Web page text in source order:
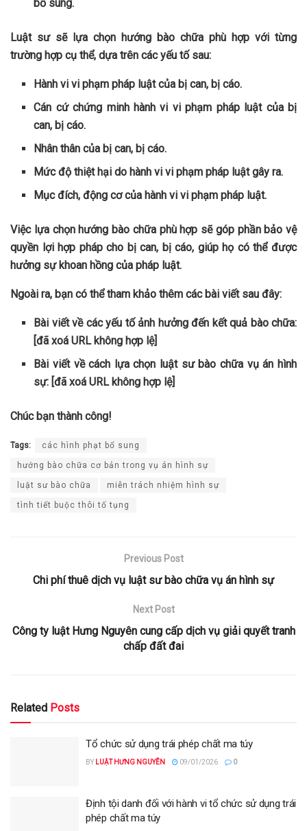
bổ sung.
Luật sư sẽ lựa chọn hướng bào chữa phù hợp với từng
trường hợp cụ thể, dựa trên các yếu tố sau:
Hành vi vi phạm pháp luật của bị can, bị cáo.
Cán cứ chứng minh hành vi vi phạm pháp luật của bị
can, bị cáo.
Nhân thân của bị can, bị cáo.
Mức độ thiệt hại do hành vi vi phạm pháp luật gây ra.
Mục đích, động cơ của hành vi vi phạm pháp luật.
Việc lựa chọn hướng bào chữa phù hợp sẽ góp phần bảo vệ
quyền lợi hợp pháp cho bị can, bị cáo, giúp họ có thể được
hưởng sự khoan hồng của pháp luật.
Ngoài ra, bạn có thể tham khảo thêm các bài viết sau đây:
Bài viết về các yếu tố ảnh hưởng đến kết quả bào chữa:
[đã xoá URL không hợp lệ]
Bài viết về cách lựa chọn luật sư bào chữa vụ án hình
sự: [đã xoá URL không hợp lệ]
Chúc bạn thành công!
Tags: các hình phạt bổ sung
hướng bào chữa cơ bản trong vụ án hình sự
luật sư bào chữa miễn trách nhiệm hình sự
tình tiết buộc thôi tố tụng
Previous Post
Chi phí thuê dịch vụ luật sư bào chữa vụ án hình sự
Next Post
Công ty luật Hưng Nguyên cung cấp dịch vụ giải quyết tranh
chấp đất đai
Related Posts
Tổ chức sử dụng trái phép chất ma túy
BY LUẬT HƯNG NGUYÊN 09/01/2026 0
Định tội danh đối với hành vi tổ chức sử dụng trái
phép chất ma túy